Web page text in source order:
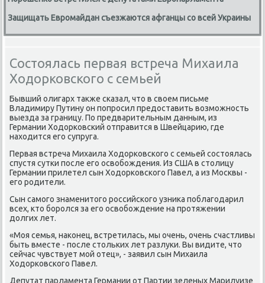
Защищать Евромайдан съезжаются афганцы со всей Украины
Состоялась первая встреча Михаила
Ходорковского с семьей
Бывший олигарх также сказал, что в своем письме
Владимиру Путину он попросил предоставить возможность
выезда за границу. По предварительным данным, из
Германии Ходорковский отправится в Швейцарию, где
находится его супруга.
Первая встреча Михаила Ходорковского с семьей состоялась
спустя сутки после его освобождения. Из США в столицу
Германии прилетел сын Ходорковского Павел, а из Москвы -
его родители.
Сын самого знаменитого российского узника поблагодарил
всех, кто боролся за его освобождение на протяжении
долгих лет.
«Моя семья, наконец, встретилась, мы очень, очень счастливы
быть вместе - после стольких лет разлуки. Вы видите, что
сейчас чувствует мой отец», - заявил сын Михаила
Ходорковского Павел.
Депутат парламента Германии от Партии зеленых Марилуизе